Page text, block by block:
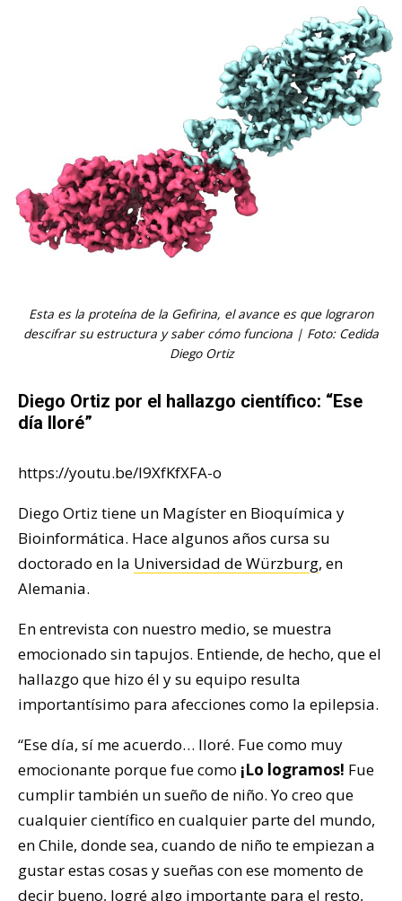
Esta es la proteína de la Gefirina, el avance es que lograron
descifrar su estructura y saber cómo funciona | Foto: Cedida
Diego Ortiz
Diego Ortiz por el hallazgo científico: “Ese
día lloré”
https://youtu.be/I9XfKfXFA-o
Diego Ortiz tiene un Magíster en Bioquímica y
Bioinformática. Hace algunos años cursa su
doctorado en la Universidad de Würzburg, en
Alemania.
En entrevista con nuestro medio, se muestra
emocionado sin tapujos. Entiende, de hecho, que el
hallazgo que hizo él y su equipo resulta
importantísimo para afecciones como la epilepsia.
“Ese día, sí me acuerdo… lloré. Fue como muy
emocionante porque fue como ¡Lo logramos! Fue
cumplir también un sueño de niño. Yo creo que
cualquier científico en cualquier parte del mundo,
en Chile, donde sea, cuando de niño te empiezan a
gustar estas cosas y sueñas con ese momento de
decir bueno, logré algo importante para el resto,